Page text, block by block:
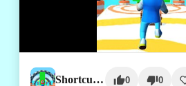
Shortcut Run 0 0